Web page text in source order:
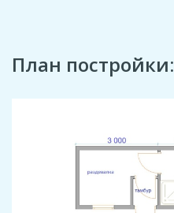
План постройки: